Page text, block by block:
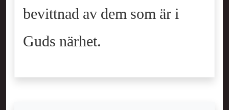
bevittnad av dem som är i
Guds närhet.